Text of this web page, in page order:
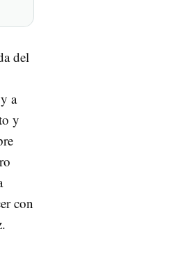
del
a
y
con